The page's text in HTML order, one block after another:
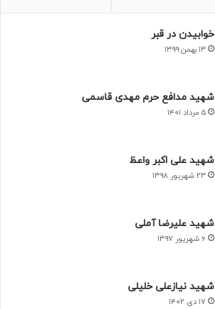
خوابیدن در قبر
۱۳ بهمن ۱۳۹۹
شهید مدافع حرم مهدی قاسمی
۵ مرداد ۱۴۰۱
شهید علی اکبر واعظ
۲۳ شهریور ۱۳۹۸
شهید علیرضا آملی
۶ شهریور ۱۳۹۷
شهید نیازعلی خلیلی
۱۷ دی ۱۴۰۲